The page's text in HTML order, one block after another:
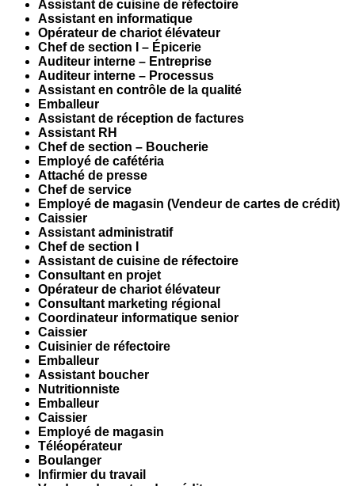
Assistant de cuisine de réfectoire
Assistant en informatique
Opérateur de chariot élévateur
Chef de section I – Épicerie
Auditeur interne – Entreprise
Auditeur interne – Processus
Assistant en contrôle de la qualité
Emballeur
Assistant de réception de factures
Assistant RH
Chef de section – Boucherie
Employé de cafétéria
Attaché de presse
Chef de service
Employé de magasin (Vendeur de cartes de crédit)
Caissier
Assistant administratif
Chef de section I
Assistant de cuisine de réfectoire
Consultant en projet
Opérateur de chariot élévateur
Consultant marketing régional
Coordinateur informatique senior
Caissier
Cuisinier de réfectoire
Emballeur
Assistant boucher
Nutritionniste
Emballeur
Caissier
Employé de magasin
Téléopérateur
Boulanger
Infirmier du travail